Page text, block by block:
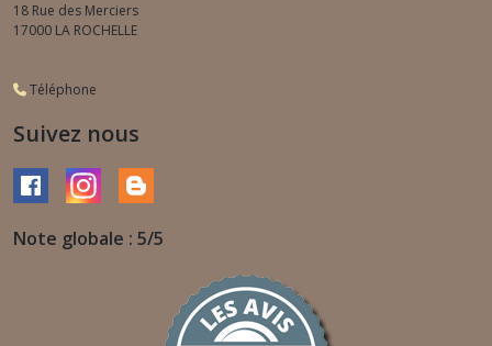
18 Rue des Merciers
17000 LA ROCHELLE
Téléphone
Suivez nous
Note globale : 5/5